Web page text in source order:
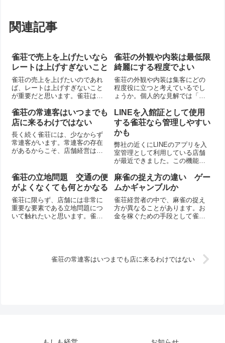
関連記事
雀荘で売上を上げたいなら
レートは上げすぎないこと
雀荘の売上を上げたいのであれ
ば、レートは上げすぎないこと
が重要だと思います。雀荘は基
で成り立っています。つまり多
くのプレイヤーに来てもらう必
要があります。しかし麻雀は勝
ち負けの勝負です。レートを上
げすぎてしまうと...
雀荘の外観や内装は最低限
綺麗にする程度でよい
雀荘の外観や内装は集客にどの
程度役に立つと考えているでし
ょうか。個人的な見解では「ひ
です。綺麗であればあるほどよ
いのですが、雀荘に来るお客さ
んの目的はあくまでも麻雀をす
ることです。外観や内装の良し
悪しが最優先事項...
雀荘の常連客はいつまでも
店に来るわけではない
長く続く雀荘には、少なからず
常連客がいます。常連客の存在
があるからこそ、店舗経営は成
権があります。麻雀をするため
に、必ずその店舗に行かなけれ
ばならないということはありま
せん。他の店舗に...
LINEを入館証として使用
する雀荘なら管理しやすい
かも
弊社の近くにLINEのアプリを入
室管理として利用している店舗
が最近できました。この機能を
な仕組みを利用できるのではな
いかと思ったのです。完璧にこ
の仕組みがわかっているわけで
はないため推測でお話をしま
す。仕組みこの...
雀荘の立地問題 交通の便
がよくなくても何とかなる
雀荘に限らず、店舗には非常に
重要な要素である立地問題につ
いて触れたいと思います。雀荘
ってきます。一般的な話一般的
な話からしていき...
麻雀の捉え方の違い ゲー
ムかギャンブルか
雀荘経営者の中で、麻雀の捉え
方が異なることがあります。お
金を稼ぐための手段として雀荘
緊張感を高めすぎるとお客が去
って行ってしまう...
雀荘の常連客はいつまでも店に来るわけではない